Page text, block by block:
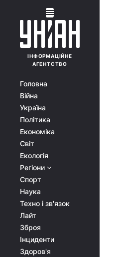
ІНФОРМАЦІЙНЕ
АГЕНТСТВО
Головна
Війна
Україна
Політика
Економіка
Світ
Екологія
Регіони
Спорт
Наука
Техно і зв'язок
Лайт
Зброя
Інциденти
Здоров'я